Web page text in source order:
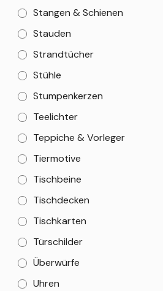
Stangen & Schienen
Stauden
Strandtücher
Stühle
Stumpenkerzen
Teelichter
Teppiche & Vorleger
Tiermotive
Tischbeine
Tischdecken
Tischkarten
Türschilder
Überwürfe
Uhren